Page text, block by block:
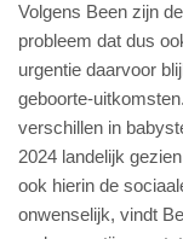
Volgens Been zijn
probleem dat dus
urgentie daarvoor
geboorte-
verschillen in
2024 landelijk
ook hierin de
onwenselijk, vindt